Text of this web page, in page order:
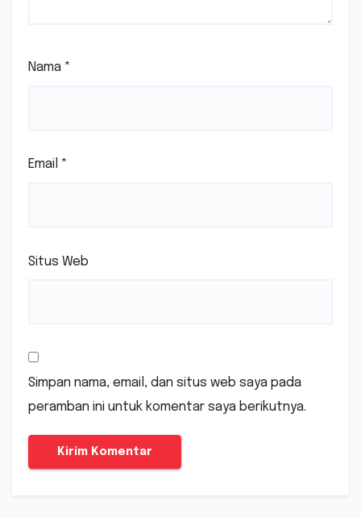
Nama *
Email *
Situs Web
Simpan nama, email, dan situs web saya pada
peramban ini untuk komentar saya berikutnya.